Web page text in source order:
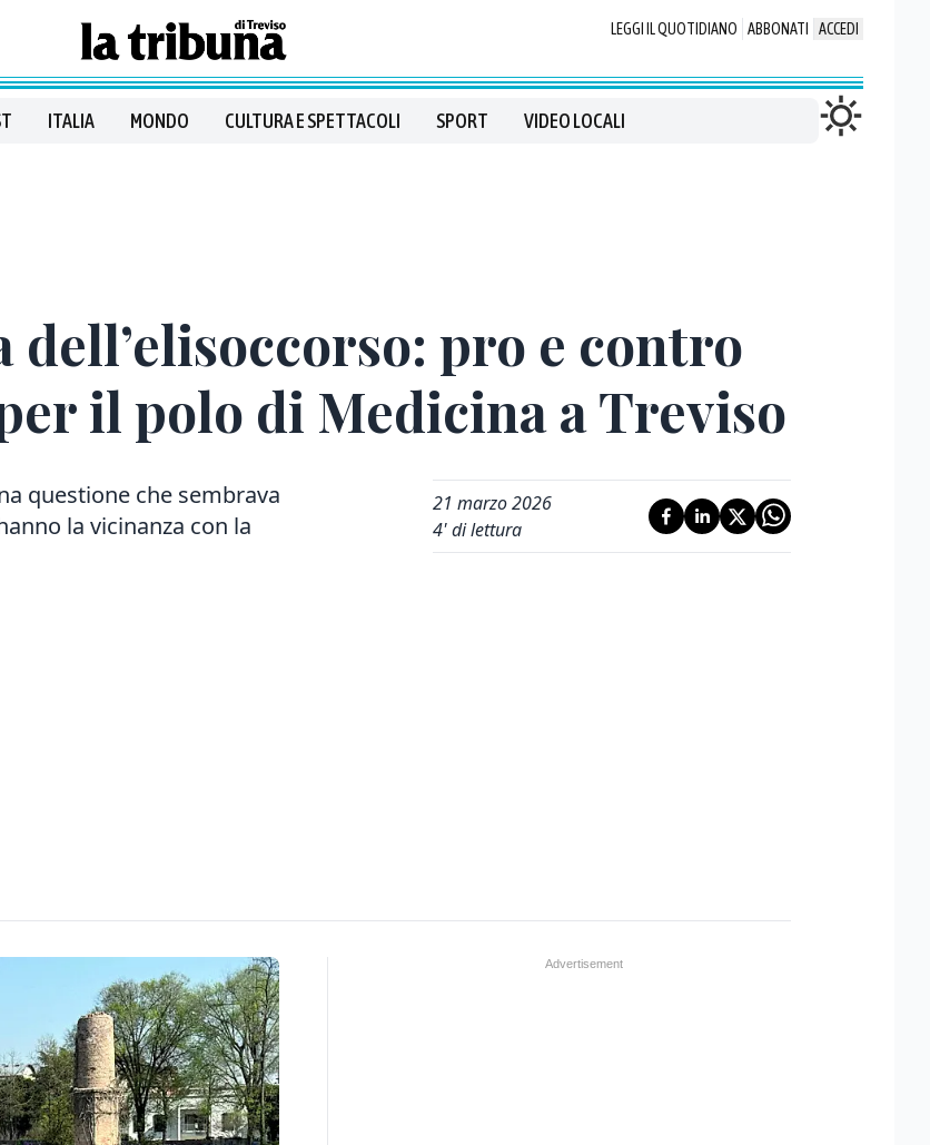
LEGGI IL QUOTIDIANO ABBONATI ACCEDI
ITALIA MONDO CULTURA E SPETTACOLI SPORT VIDEO LOCALI
dell’elisoccorso: pro e contro
il polo di Medicina a Treviso
questione che sembrava
la vicinanza con la
21 marzo 2026
4' di lettura